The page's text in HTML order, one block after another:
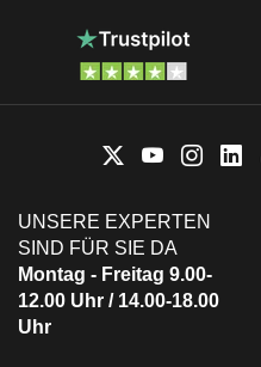
UNSERE EXPERTEN
SIND FÜR SIE DA
Montag - Freitag 9.00-
12.00 Uhr / 14.00-18.00
Uhr